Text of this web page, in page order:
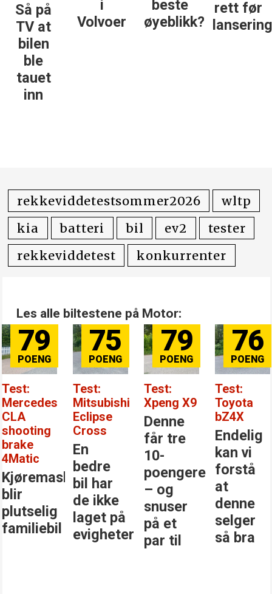
Så på
TV at
bilen
ble
tauet
inn
i
Volvoer
beste
øyeblikk?
rett før
lansering
rekkeviddetestsommer2026
wltp
kia
batteri bil ev2
tester
rekkeviddetest
konkurrenter
Les alle biltestene på Motor:
79
Test:
Mercedes
CLA
shooting
brake
4Matic
Kjøremaskinen
blir
plutselig
familiebil
75
Test:
Mitsubishi
Eclipse
Cross
En
bedre
bil har
de ikke
laget på
evigheter
79
Test:
Xpeng X9
Denne
får tre
10-
poengere
– og
snuser
på et
par til
76
Test:
Toyota
bZ4X
Endelig
kan vi
forstå
at
denne
selger
så bra